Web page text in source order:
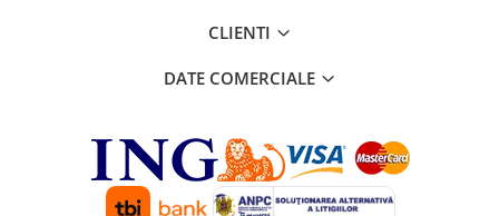
CLIENTI
DATE COMERCIALE